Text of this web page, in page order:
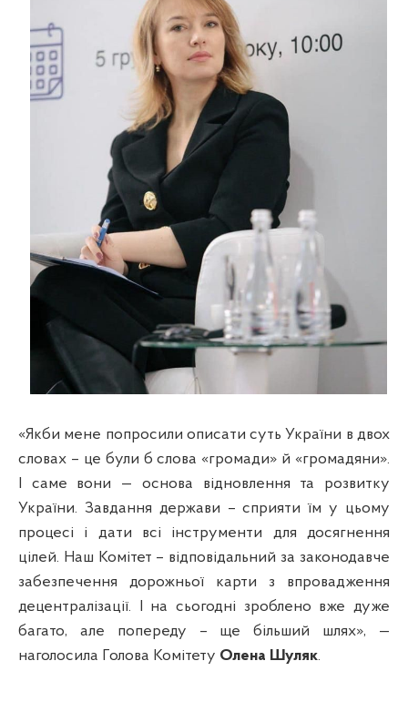
«Якби мене попросили описати суть України в двох
словах – це були б слова «громади» й «громадяни».
І саме вони — основа відновлення та розвитку
України. Завдання держави – сприяти їм у цьому
процесі і дати всі інструменти для досягнення
цілей. Наш Комітет – відповідальний за законодавче
забезпечення дорожньої карти з впровадження
децентралізації. І на сьогодні зроблено вже дуже
багато, але попереду – ще більший шлях», —
наголосила Голова Комітету Олена Шуляк.